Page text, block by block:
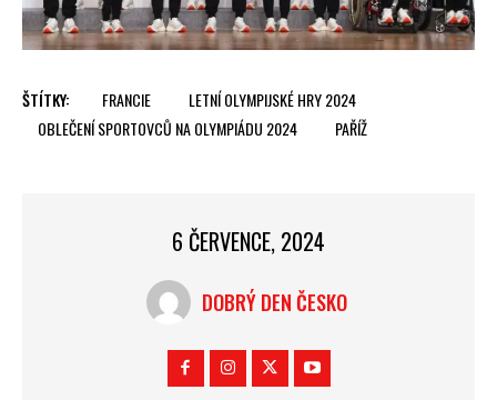
ŠTÍTKY: FRANCIE
LETNÍ OLYMPIJSKÉ HRY 2024
OBLEČENÍ SPORTOVCŮ NA OLYMPIÁDU 2024
PAŘÍŽ
6 ČERVENCE, 2024
DOBRÝ DEN ČESKO